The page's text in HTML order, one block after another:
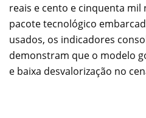
reais e cento e cinquenta mil
pacote tecnológico
usados, os indicadores
demonstram que o modelo
e baixa desvalorização no